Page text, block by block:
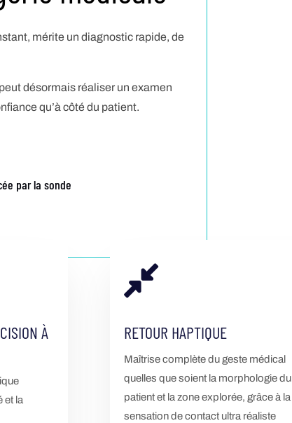
mérite un diagnostic rapide, de
désormais réaliser un examen
qu’à côté du patient.
par la sonde
À
et la

RETOUR HAPTIQUE
Maîtrise complète du geste médical
quelles que soient la morphologie du
patient et la zone explorée, grâce à la
sensation de contact ultra réaliste